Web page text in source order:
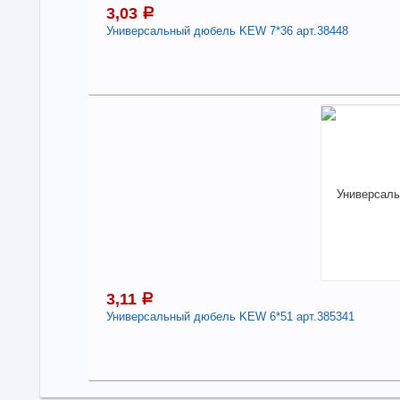
3,03 a
Универсальный дюбель KEW 7*36 арт.38448
3,11 a
Универсальный дюбель KEW 6*51 арт.385341